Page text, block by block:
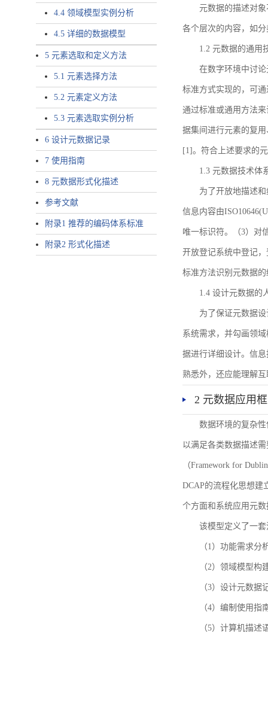
4.4 领域模型实例分析
4.5 详细的数据模型
5 元素选取和定义方法
5.1 元素选择方法
5.2 元素定义方法
5.3 元素选取实例分析
6 设计元数据记录
7 使用指南
8 元数据形式化描述
参考文献
附录1 推荐的编码体系标准
附录2 形式化描述
元数据的描述对
各个层次的内容，如
1.2 元数据的通用
在数字环境中讨
标准方式实现的，可
通过标准或通用方法
据集间进行元素的复
[1]。符合上述要求的
1.3 元数据技术体
为了开放地描述
信息内容由
唯一标识符。（3）对
开放登记系统中登记
标准方法识别元数据
1.4 设计元数据的
为了保证元数据
系统需求，并勾画领
据进行详细设计。信
熟悉外，还应能理解
2 元数据应用
数据环境的复杂
以满足各类数据描述
（Framework for
DCAP的流程化思想建
个方面和系统应用元
该模型定义了一
（1）功能需求
（2）领域模型
（3）设计元数据
（4）编制使用指
（5）计算机描述